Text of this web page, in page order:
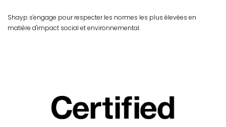
Shayp s'engage pour respecter les normes les plus élevées en
matière d'impact social et environnemental.